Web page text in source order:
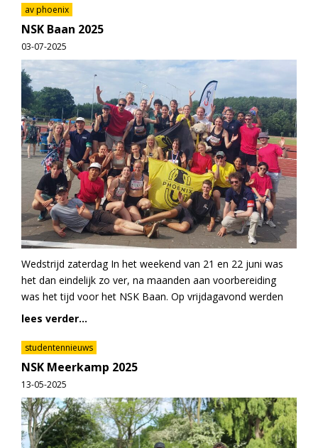
av phoenix
NSK Baan 2025
03-07-2025
Wedstrijd zaterdag In het weekend van 21 en 22 juni was
het dan eindelijk zo ver, na maanden aan voorbereiding
was het tijd voor het NSK Baan. Op vrijdagavond werden
lees verder...
studentennieuws
NSK Meerkamp 2025
13-05-2025